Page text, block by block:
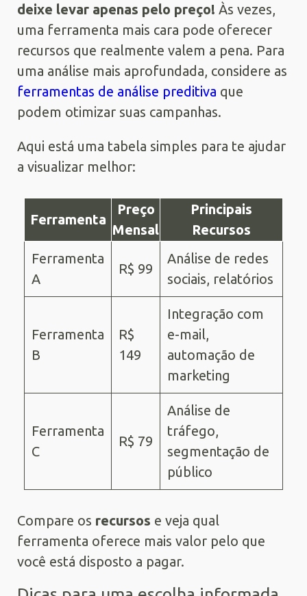
deixe levar apenas pelo preço! Às vezes,
uma ferramenta mais cara pode oferecer
recursos que realmente valem a pena. Para
uma análise mais aprofundada, considere as
ferramentas de análise preditiva que
podem otimizar suas campanhas.
Aqui está uma tabela simples para te ajudar
a visualizar melhor:
Ferramenta
Preço
Mensal
Principais
Recursos
Ferramenta
A
R$ 99
Análise de redes
sociais, relatórios
Ferramenta
B
R$
149
Integração com
e-mail,
automação de
marketing
Ferramenta
C
R$ 79
Análise de
tráfego,
segmentação de
público
Compare os recursos e veja qual
ferramenta oferece mais valor pelo que
você está disposto a pagar.